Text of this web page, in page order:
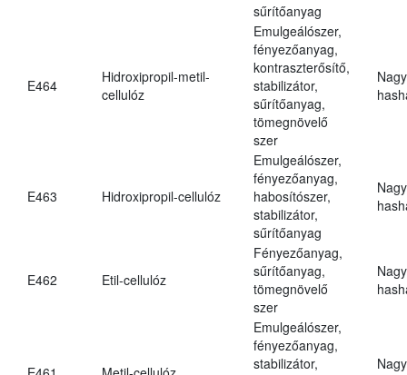
sűrítőanyag
E464
Hidroxipropil-metil-
cellulóz
Emulgeálószer,
fényezőanyag,
kontraszterősítő,
stabilizátor,
sűrítőanyag,
tömegnövelő
szer
E463 Hidroxipropil-cellulóz
Emulgeálószer,
fényezőanyag,
habosítószer,
stabilizátor,
sűrítőanyag
E462 Etil-cellulóz
Fényezőanyag,
sűrítőanyag,
tömegnövelő
szer
Emulgeálószer,
fényezőanyag,
stabilizátor,